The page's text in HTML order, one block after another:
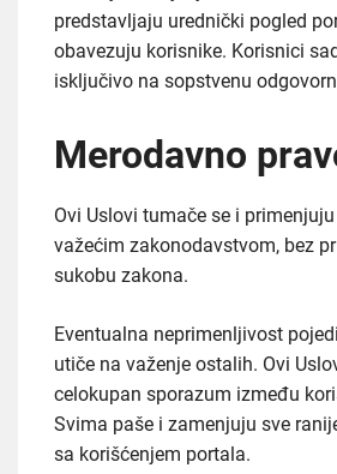
predstavljaju urednički pogled
obavezuju korisnike. Korisnici
isključivo na sopstvenu
Merodavno
Ovi Uslovi tumače se i
važećim zakonodavstvom, bez
sukobu zakona.
Eventualna neprimenljivost
utiče na važenje ostalih. Ovi
celokupan sporazum između
Svima paše i zamenjuju sve
sa korišćenjem portala.